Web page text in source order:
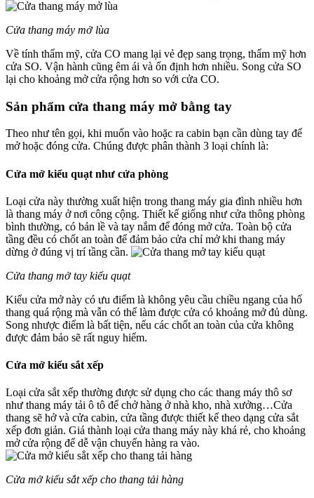
Cửa thang máy mở lùa
Về tính thẩm mỹ, cửa CO mang lại vẻ đẹp sang trọng, thẩm mỹ hơn
cửa SO. Vận hành cũng êm ái và ổn định hơn nhiều. Song cửa SO
lại cho khoảng mở cửa rộng hơn so với cửa CO.
Sản phẩm cửa thang máy mở bằng tay
Theo như tên gọi, khi muốn vào hoặc ra cabin bạn cần dùng tay để
mở hoặc đóng cửa. Chúng được phân thành 3 loại chính là:
Cửa mở kiểu quạt như cửa phòng
Loại cửa này thường xuất hiện trong thang máy gia đình nhiều hơn
là thang máy ở nơi công cộng. Thiết kế giống như cửa thông phòng
bình thường, có bản lề và tay nắm để đóng mở cửa. Toàn bộ cửa
tầng đều có chốt an toàn để đảm bảo cửa chỉ mở khi thang máy
dừng ở đúng vị trí tầng cần.
Cửa thang mở tay kiểu quạt
Kiểu cửa mở này có ưu điểm là không yêu cầu chiều ngang của hố
thang quá rộng mà vẫn có thể làm được cửa có khoảng mở đủ dùng.
Song nhược điểm là bất tiện, nếu các chốt an toàn của cửa không
được đảm bảo sẽ rất nguy hiểm.
Cửa mở kiểu sắt xếp
Loại cửa sắt xếp thường được sử dụng cho các thang máy thô sơ
như thang máy tải ô tô để chở hàng ở nhà kho, nhà xưởng…Cửa
thang sẽ hở và cửa cabin, cửa tầng được thiết kế theo dạng cửa sắt
xếp đơn giản. Giá thành loại cửa thang máy này khá rẻ, cho khoảng
mở cửa rộng để dễ vận chuyển hàng ra vào.
Cửa mở kiểu sắt xếp cho thang tải hàng